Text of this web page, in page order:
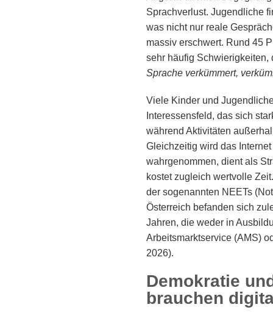
Sprachverlust. Jugendliche
was nicht nur reale
massiv erschwert. Rund 45
sehr häufig
Sprache verkümmert,
Viele Kinder und
Interessensfeld, das sich
während Aktivitäten
Gleichzeitig wird das
wahrgenommen, dient als
kostet zugleich wertvolle
der sogenannten NEETs
Österreich befanden sich
Jahren, die weder in
Arbeitsmarktservice (AMS)
2026).
Demokratie
brauchen